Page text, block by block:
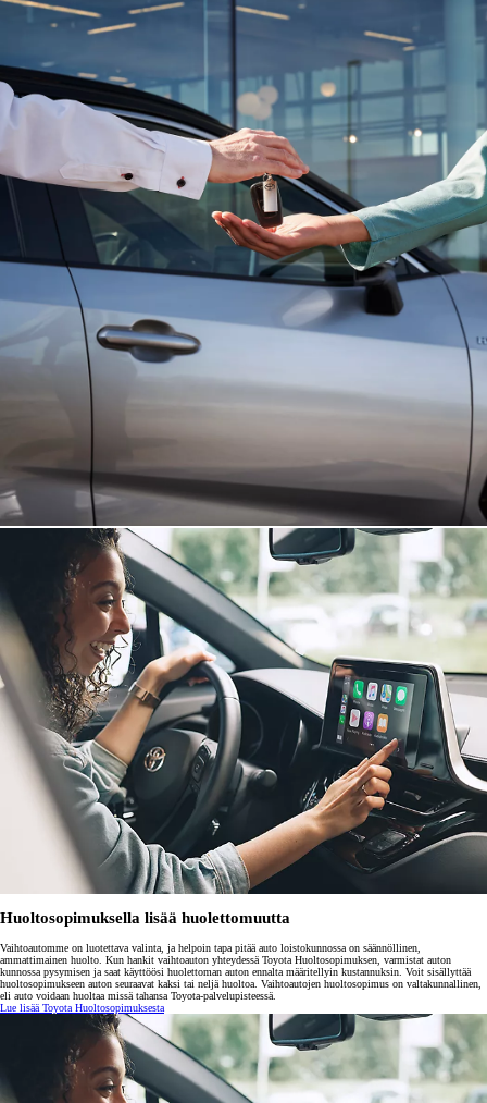
Huoltosopimuksella lisää huolettomuutta
Vaihtoautomme on luotettava valinta, ja helpoin tapa pitää auto loistokunnossa on säännöllinen,
ammattimainen huolto. Kun hankit vaihtoauton yhteydessä Toyota Huoltosopimuksen, varmistat auton
kunnossa pysymisen ja saat käyttöösi huolettoman auton ennalta määritellyin kustannuksin. Voit sisällyttää
huoltosopimukseen auton seuraavat kaksi tai neljä huoltoa. Vaihtoautojen huoltosopimus on valtakunnallinen,
eli auto voidaan huoltaa missä tahansa Toyota-palvelupisteessä.
Lue lisää Toyota Huoltosopimuksesta